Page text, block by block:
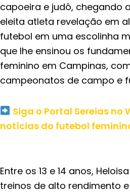
capoeira e judô, chegando
eleita atleta revelação em
futebol em uma escolinha
que lhe ensinou os
feminino em Campinas,
campeonatos de campo e
Siga o Portal Sereias
notícias do futebol
Entre os 13 e 14 anos,
treinos de alto rendimento